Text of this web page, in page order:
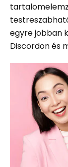
egyre jobban
Discordon és